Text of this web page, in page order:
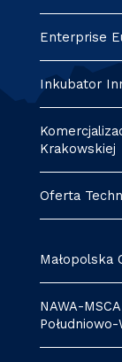
Enterprise
Inkubator
Krakowskiej
Oferta
Małopolska
NAWA-